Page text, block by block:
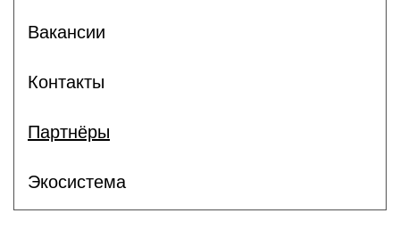
Вакансии
Контакты
Партнёры
Экосистема